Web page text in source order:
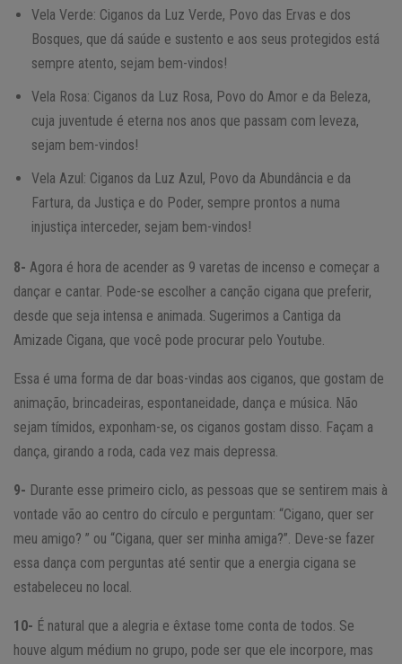
Vela Verde: Ciganos da Luz Verde, Povo das Ervas e dos
Bosques, que dá saúde e sustento e aos seus protegidos está
sempre atento, sejam bem-vindos!
Vela Rosa: Ciganos da Luz Rosa, Povo do Amor e da Beleza,
cuja juventude é eterna nos anos que passam com leveza,
sejam bem-vindos!
Vela Azul: Ciganos da Luz Azul, Povo da Abundância e da
Fartura, da Justiça e do Poder, sempre prontos a numa
injustiça interceder, sejam bem-vindos!
8- Agora é hora de acender as 9 varetas de incenso e começar a
dançar e cantar. Pode-se escolher a canção cigana que preferir,
desde que seja intensa e animada. Sugerimos a Cantiga da
Amizade Cigana, que você pode procurar pelo Youtube.
Essa é uma forma de dar boas-vindas aos ciganos, que gostam de
animação, brincadeiras, espontaneidade, dança e música. Não
sejam tímidos, exponham-se, os ciganos gostam disso. Façam a
dança, girando a roda, cada vez mais depressa.
9- Durante esse primeiro ciclo, as pessoas que se sentirem mais à
vontade vão ao centro do círculo e perguntam: “Cigano, quer ser
meu amigo? ” ou “Cigana, quer ser minha amiga?”. Deve-se fazer
essa dança com perguntas até sentir que a energia cigana se
estabeleceu no local.
10- É natural que a alegria e êxtase tome conta de todos. Se
houve algum médium no grupo, pode ser que ele incorpore, mas